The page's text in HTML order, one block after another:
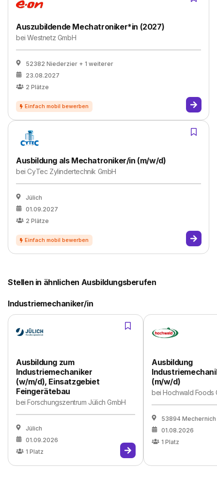
Auszubildende Mechatroniker*in (2027)
beiWestnetz GmbH
52382 Niederzier + 1 weiterer
23.08.2027
2 Plätze
Ausbildung als Mechatroniker/in (m/w/d)
beiCyTec Zylindertechnik GmbH
Jülich
01.09.2027
2 Plätze
Stellen in ähnlichen Ausbildungsberufen
Industriemechaniker/in
Ausbildung zum
Industriemechaniker
(w/m/d), Einsatzgebiet
Feingerätebau
beiForschungszentrum Jülich GmbH
Jülich
01.09.2026
1 Platz
Ausbildung
(m/w/d)
beiHochwald Foods
53894 Mechernich
01.08.2026
1 Platz